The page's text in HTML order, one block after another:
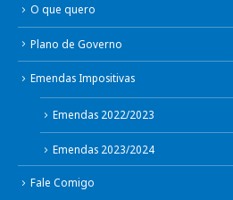
O que quero
Plano de Governo
Emendas Impositivas
Emendas 2022/2023
Emendas 2023/2024
Fale Comigo